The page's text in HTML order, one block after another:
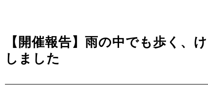
【開催報告】雨の中でも歩く
しました